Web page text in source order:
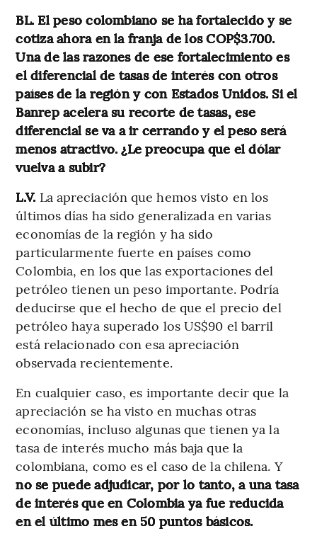
BL. El peso colombiano se ha fortalecido y se
cotiza ahora en la franja de los COP$3.700.
Una de las razones de ese fortalecimiento es
el diferencial de tasas de interés con otros
países de la región y con Estados Unidos. Si el
Banrep acelera su recorte de tasas, ese
diferencial se va a ir cerrando y el peso será
menos atractivo. ¿Le preocupa que el dólar
vuelva a subir?
L.V. La apreciación que hemos visto en los
últimos días ha sido generalizada en varias
economías de la región y ha sido
particularmente fuerte en países como
Colombia, en los que las exportaciones del
petróleo tienen un peso importante. Podría
deducirse que el hecho de que el precio del
petróleo haya superado los US$90 el barril
está relacionado con esa apreciación
observada recientemente.
En cualquier caso, es importante decir que la
apreciación se ha visto en muchas otras
economías, incluso algunas que tienen ya la
tasa de interés mucho más baja que la
colombiana, como es el caso de la chilena. Y
no se puede adjudicar, por lo tanto, a una tasa
de interés que en Colombia ya fue reducida
en el último mes en 50 puntos básicos.